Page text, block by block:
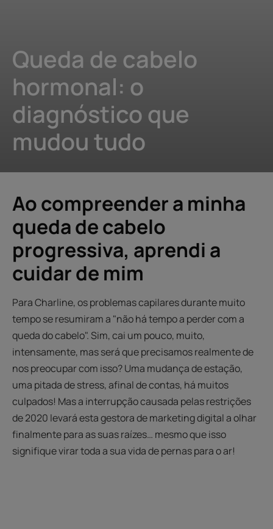
Queda de cabelo
hormonal: o
diagnóstico que
mudou tudo
Ao compreender a minha
queda de cabelo
progressiva, aprendi a
cuidar de mim
Para Charline, os problemas capilares durante muito
tempo se resumiram a "não há tempo a perder com a
queda do cabelo". Sim, cai um pouco, muito,
intensamente, mas será que precisamos realmente de
nos preocupar com isso? Uma mudança de estação,
uma pitada de stress, afinal de contas, há muitos
culpados! Mas a interrupção causada pelas restrições
de 2020 levará esta gestora de marketing digital a olhar
finalmente para as suas raízes… mesmo que isso
signifique virar toda a sua vida de pernas para o ar!